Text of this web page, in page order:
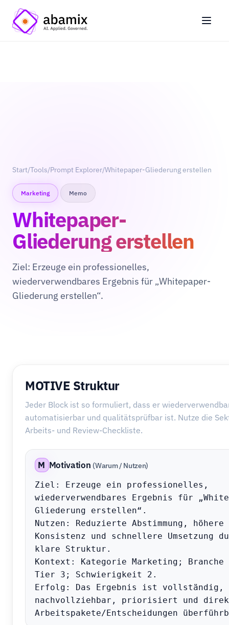
Start/Tools/Prompt Explorer/Whitepaper-Gliederung erstellen
Marketing Memo
Whitepaper-
Gliederung erstellen
Ziel: Erzeuge ein professionelles,
wiederverwendbares Ergebnis für „Whitepaper-
Gliederung erstellen“.
MOTIVE Struktur
Jeder Block ist so formuliert, dass er
automatisierbar und qualitätsprüfbar ist. Nutze die
Arbeits- und Review-Checkliste.
M Motivation (Warum / Nutzen)
Ziel: Erzeuge ein professionelles,
wiederverwendbares Ergebnis für
Gliederung erstellen“.
Nutzen: Reduzierte Abstimmung, höhere
Konsistenz und schnellere Umsetzung
klare Struktur.
Kontext: Kategorie Marketing;
Tier 3; Schwierigkeit 2.
Erfolg: Das Ergebnis ist vollständig,
nachvollziehbar, priorisiert und
Arbeitspakete/Entscheidungen